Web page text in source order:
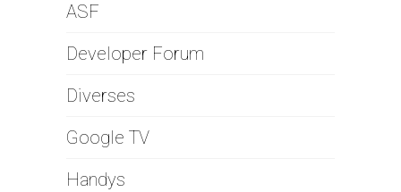
ASF
Developer Forum
Diverses
Google TV
Handys